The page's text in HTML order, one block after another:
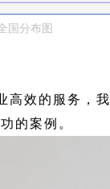
国分布图
效的服务
的案例。